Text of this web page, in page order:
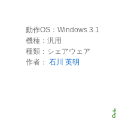
動作OS：Windows 3.1
機種：汎用
種類：シェアウェア
作者： 石川 英明